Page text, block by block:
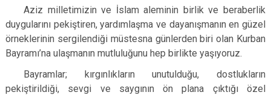
Aziz milletimizin ve İslam aleminin birlik ve beraberlik
duygularını pekiştiren, yardımlaşma ve dayanışmanın en güzel
örneklerinin sergilendiği müstesna günlerden biri olan Kurban
Bayramı’na ulaşmanın mutluluğunu hep birlikte yaşıyoruz.
Bayramlar; kırgınlıkların unutulduğu, dostlukların
pekiştirildiği, sevgi ve saygının ön plana çıktığı özel